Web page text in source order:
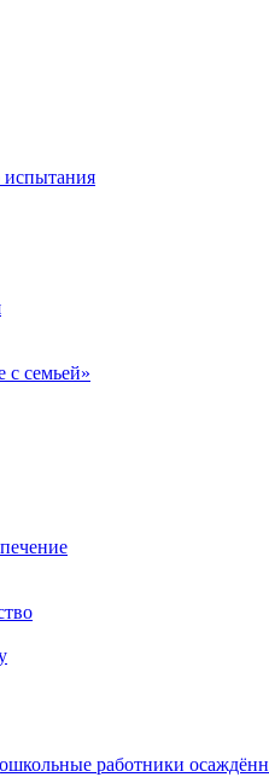
испытания
с семьей»
работники